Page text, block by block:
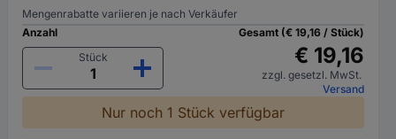
Mengenrabatte variieren je nach Verkäufer
Anzahl
Stück
Gesamt (€ 19,16 / Stück)
€ 19,16
zzgl. gesetzl. MwSt.
Versand
Nur noch 1 Stück verfügbar